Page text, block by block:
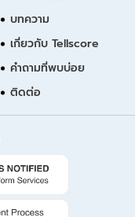
บทความ
เกี่ยวกับ Tellscore
คำถามที่พบบ่อย
ติดต่อ